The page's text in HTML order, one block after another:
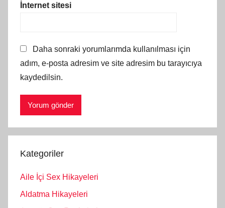
İnternet sitesi
Daha sonraki yorumlarımda kullanılması için
adım, e-posta adresim ve site adresim bu tarayıcıya
kaydedilsin.
Kategoriler
Aile İçi Sex Hikayeleri
Aldatma Hikayeleri